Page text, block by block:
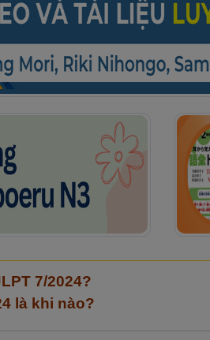
7/2024?
là khi nào?